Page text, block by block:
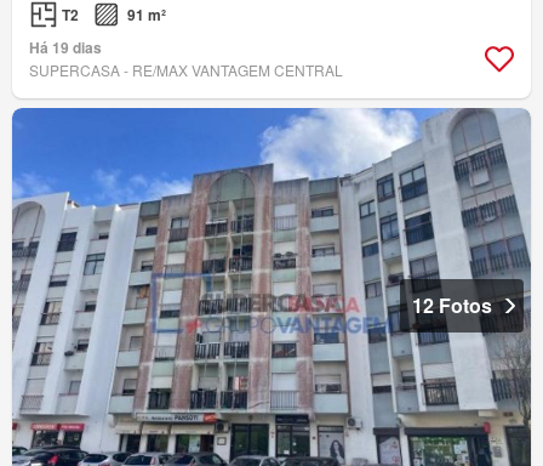
T2
91 m²
Há 19 dias
SUPERCASA - RE/MAX VANTAGEM CENTRAL
12 Fotos